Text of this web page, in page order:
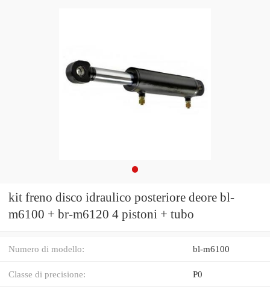
kit freno disco idraulico posteriore deore bl-
m6100 + br-m6120 4 pistoni + tubo
Numero di modello: bl-m6100
Classe di precisione: P0